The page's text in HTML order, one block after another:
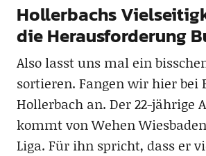
Hollerbachs
die Herausforderung
Also lasst uns mal ein
sortieren. Fangen wir hier bei
Hollerbach an. Der 22-jährige
kommt von Wehen
Liga. Für ihn spricht, dass er